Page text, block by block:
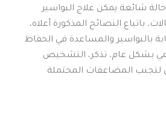
شائعة يمكن علاج البواسير
باتباع النصائح المذكورة أعلاه،
بالبواسير والمساعدة في الحفاظ
بشكل عام. تذكر، التشخيص
لتجنب المضاعفات المحتملة